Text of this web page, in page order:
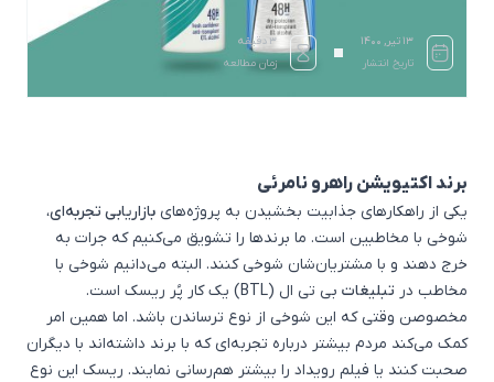
۱۳ تیر, ۱۴۰۰
تاریخ انتشار
3 دقیقه
زمان مطالعه
برند اکتیویشن راهرو نامرئی
یکی از راهکارهای جذابیت بخشیدن به پروژه‌های بازاریابی تجربه‌ای،
شوخی با مخاطبین است. ما برندها را تشویق می­‌کنیم که جرات به
خرج دهند و با مشتریان‌شان شوخی کنند. البته می‌دانیم شوخی با
مخاطب در تبلیغات بی تی ال (BTL)
یک کار پُر ریسک است.
مخصوصن وقتی که این شوخی از نوع ترساندن باشد. اما همین امر
کمک می‌کند مردم بیشتر درباره تجربه‌ای که با برند داشته‌اند با دیگران
صحبت کنند یا فیلم رویداد را بیشتر هم‌رسانی نمایند. ریسک این نوع